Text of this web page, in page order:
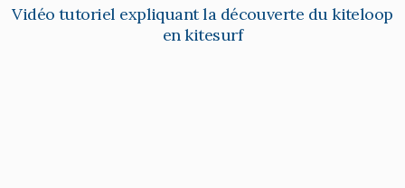
Vidéo tutoriel expliquant la découverte du kiteloop
en kitesurf